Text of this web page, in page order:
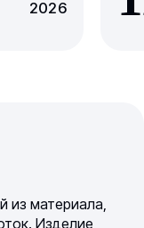
2026
из материала,
Изделие